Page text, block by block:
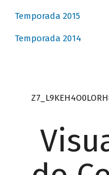
Temporada 2015
Temporada 2014